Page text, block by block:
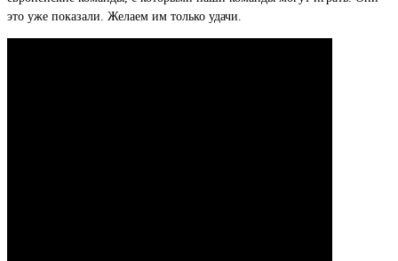
это уже показали. Желаем им только удачи.